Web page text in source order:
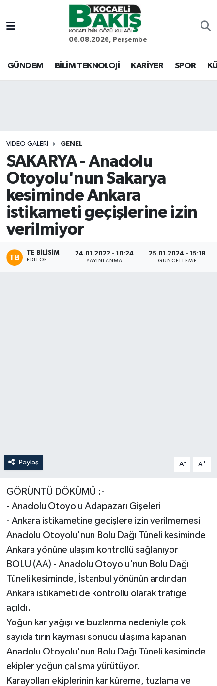
06.08.2026, Perşembe
GÜNDEM BİLİM TEKNOLOJİ KARİYER SPOR
VIDEO GALERI GENEL
SAKARYA - Anadolu
Otoyolu'nun Sakarya
kesiminde Ankara
istikameti geçişlerine izin
verilmiyor
TE BILISIM
EDITÖR
24.01.2022 - 10:24
YAYINLANMA
25.01.2024 - 15:18
GÜNCELLEME
Paylaş A- A+
GÖRÜNTÜ DÖKÜMÜ :-
- Anadolu Otoyolu Adapazarı Gişeleri
- Ankara istikametine geçişlere izin verilmemesi
Anadolu Otoyolu'nun Bolu Dağı Tüneli kesiminde
Ankara yönüne ulaşım kontrollü sağlanıyor
BOLU (AA) - Anadolu Otoyolu'nun Bolu Dağı
Tüneli kesiminde, İstanbul yönünün ardından
Ankara istikameti de kontrollü olarak trafiğe
açıldı.
Yoğun kar yağışı ve buzlanma nedeniyle çok
sayıda tırın kayması sonucu ulaşıma kapanan
Anadolu Otoyolu'nun Bolu Dağı Tüneli kesiminde
ekipler yoğun çalışma yürütüyor.
Karayolları ekiplerinin kar küreme, tuzlama ve
Kocaeli Nöbetçi Eczaneler
Kocaeli Hava Durumu
Son Dakika Haberleri
Haber Arşivi